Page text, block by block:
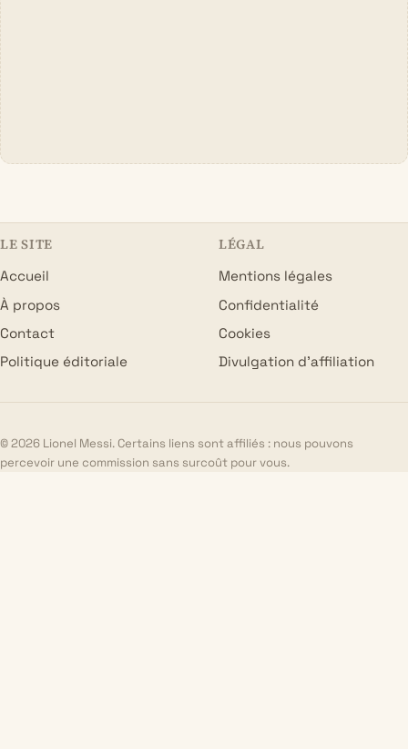
LE SITE
Accueil
À propos
Contact
Politique éditoriale
LÉGAL
Mentions légales
Confidentialité
Cookies
Divulgation d’affiliation
© 2026 Lionel Messi. Certains liens sont affiliés : nous pouvons
percevoir une commission sans surcoût pour vous.